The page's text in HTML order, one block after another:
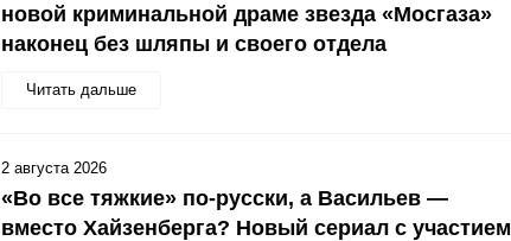
новой криминальной драме звезда «Мосгаза»
наконец без шляпы и своего отдела
Читать дальше
«Во все тяжкие» по-русски, а Васильев —
вместо Хайзенберга? Новый сериал с участием
2 августа 2026